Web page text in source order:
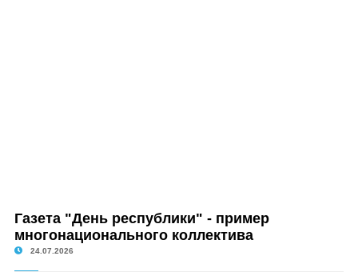
Газета "День республики" - пример
многонационального коллектива
24.07.2026